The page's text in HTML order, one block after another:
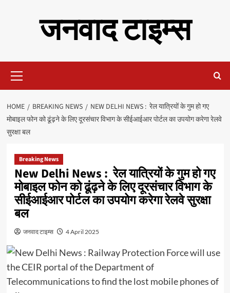
जनवाद टाइम्स
Menu
HOME BREAKING NEWS
NEW DELHI NEWS : रेल यात्रियों के गुम हो गए
मोबाइल फोन को ढूंढ़ने के लिए दूरसंचार विभाग के सीईआईआर पोर्टल का उपयोग करेगा रेलवे
सुरक्षा बल
Breaking News
New Delhi News : रेल यात्रियों के गुम हो गए
मोबाइल फोन को ढूंढ़ने के लिए दूरसंचार विभाग के
सीईआईआर पोर्टल का उपयोग करेगा रेलवे सुरक्षा
बल
जनवाद टाइम्स 4 April 2025